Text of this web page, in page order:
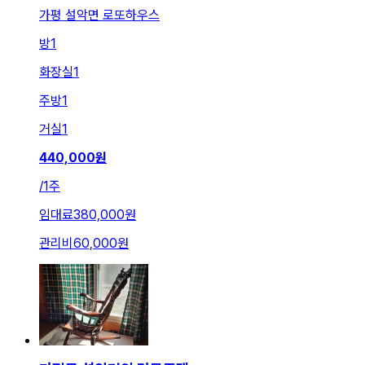
가평 설악면 로또하우스
방1
화장실1
주방1
거실1
440,000원
/1주
임대료380,000원
관리비 60,000원